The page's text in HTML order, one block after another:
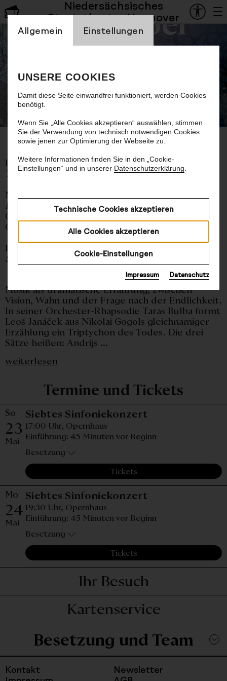
Einstellung Cookienbanner
Allgemein
Einstellungen
UNSERE COOKIES
Damit diese Seite einwandfrei funktioniert, werden Cookies
benötigt.
Wenn Sie „Alle Cookies akzeptieren“ auswählen, stimmen
Sie der Verwendung von technisch notwendigen Cookies
sowie jenen zur Optimierung der Webseite zu.
Weitere Informationen finden Sie in den „Cookie-
Einstellungen“ und in unserer Datenschutzerklärung
Technische Cookies akzeptieren
Alle Cookies akzeptieren
Cookie-Einstellungen
Impressum Datenschutz
Niedersächsisches
Staatstheater Hannover
Staatsoper
Werke von Leoš Janáček, Modest
Mussorgski und Hector Berlioz
Leoš Janáček
Taras Bulba. Rhapsodie für Orchester (1915)
Modest Mussorgski
Lieder und Tänze des Todesfür Bass und
Orchester (1875–77)
Orchesterfassung von Dmitri Schostakowitsch
Hector Berlioz
Symphonie fantastique(1830)
Musik als dramatische Erfahrung, zwischen
Vision, Wahn und der Frage nach der Endlichkeit.
In seiner Orchester-Rhapsodie Taras Bulba formt
Leoš Janáček aus Nikolai Gogols gleichnamiger
Erzählung ein Triptychon des Todes. Die drei
Sätze heißen: Andrijs ...
weiterlesen
Termine und Tickets
So
23
Mai
Siebtes SinfoniekonzertSonntag, 23.
17:00 Uhr, Opernhaus
Einführung: 45 Minuten vor Beginn
Besetzung
Tickets
Mo
24
Mai
Siebtes SinfoniekonzertMontag, 24.
19:30 Uhr, Opernhaus
Einführung: 45 Minuten vor Beginn
Besetzung
Tickets
Ihr Besuch
Kartenservice
Besetzung und Team
Kontakt
Newsletter